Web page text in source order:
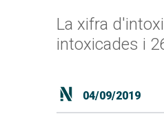
La xifra
intoxicades i
04/09/2019